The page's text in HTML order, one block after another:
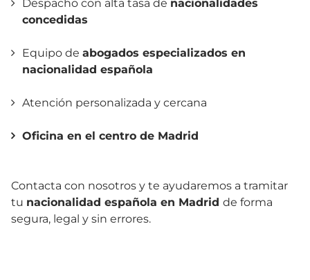
Despacho con alta tasa de nacionalidades
concedidas
Equipo de abogados especializados en
nacionalidad española
Atención personalizada y cercana
Oficina en el centro de Madrid
Contacta con nosotros y te ayudaremos a tramitar
tu nacionalidad española en Madrid de forma
segura, legal y sin errores.